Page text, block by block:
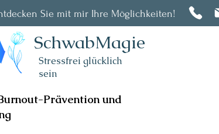
SchwabMagie
Stressfrei glücklich
sein
Prävention und
Sie mit mir Ihre Möglichkeiten!